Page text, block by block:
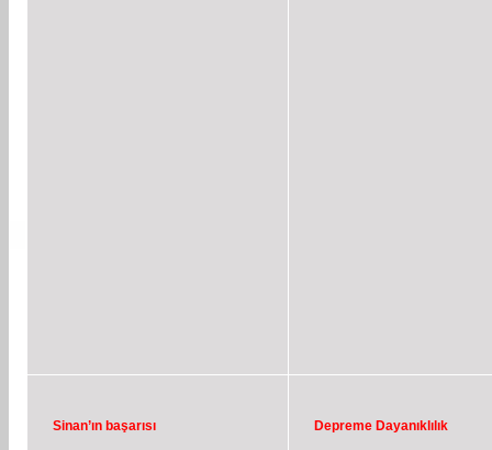
Sinan’ın başarısı Depreme Dayanıklılık